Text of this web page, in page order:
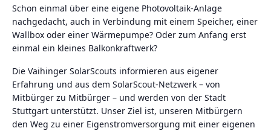
Schon einmal über eine eigene Photovoltaik-Anlage
nachgedacht, auch in Verbindung mit einem Speicher, einer
Wallbox oder einer Wärmepumpe? Oder zum Anfang erst
einmal ein kleines Balkonkraftwerk?
Die Vaihinger SolarScouts informieren aus eigener
Erfahrung und aus dem SolarScout-Netzwerk – von
Mitbürger zu Mitbürger – und werden von der Stadt
Stuttgart unterstützt. Unser Ziel ist, unseren Mitbürgern
den Weg zu einer Eigenstromversorgung mit einer eigenen